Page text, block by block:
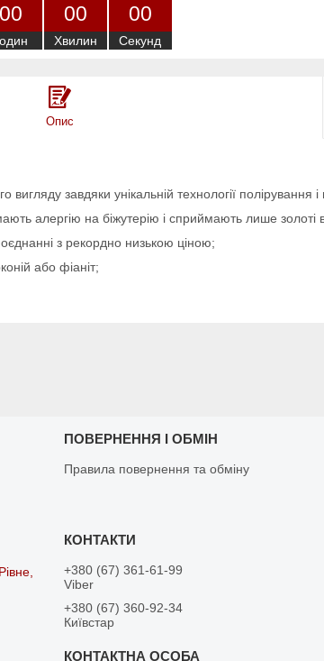
00 00
Хвилин
00
Секунд
Опис
вигляду завдяки унікальній технології полірування і
алергію на біжутерію і сприймають лише золоті
з рекордно низькою ціною;
або фіаніт;
ПОВЕРНЕННЯ І ОБМІН
Правила повернення та обміну
+380 (67) 361-61-99
Viber
+380 (67) 360-92-34
Київстар